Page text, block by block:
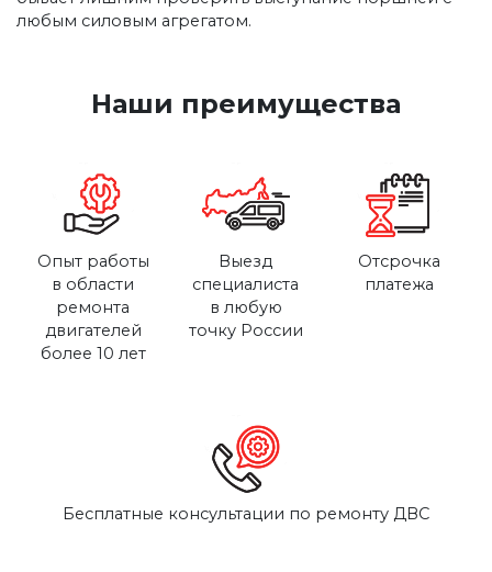
любым силовым агрегатом.
Наши преимущества
Опыт работы
в области
ремонта
двигателей
более 10 лет
Выезд
специалиста
в любую
точку России
Отсрочка
платежа
Бесплатные консультации по ремонту ДВС